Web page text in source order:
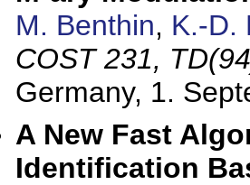
M. Benthin, K.-D.
COST 231,
Germany, 1.
A New Fast
Identification